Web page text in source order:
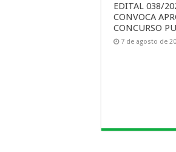
EDITAL 038/
CONVOCA
CONCURSO
7 de agosto de